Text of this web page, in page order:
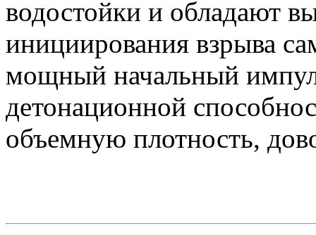
водостойки и обладают
инициирования взрыва
мощный начальный
детонационной
объемную плотность,